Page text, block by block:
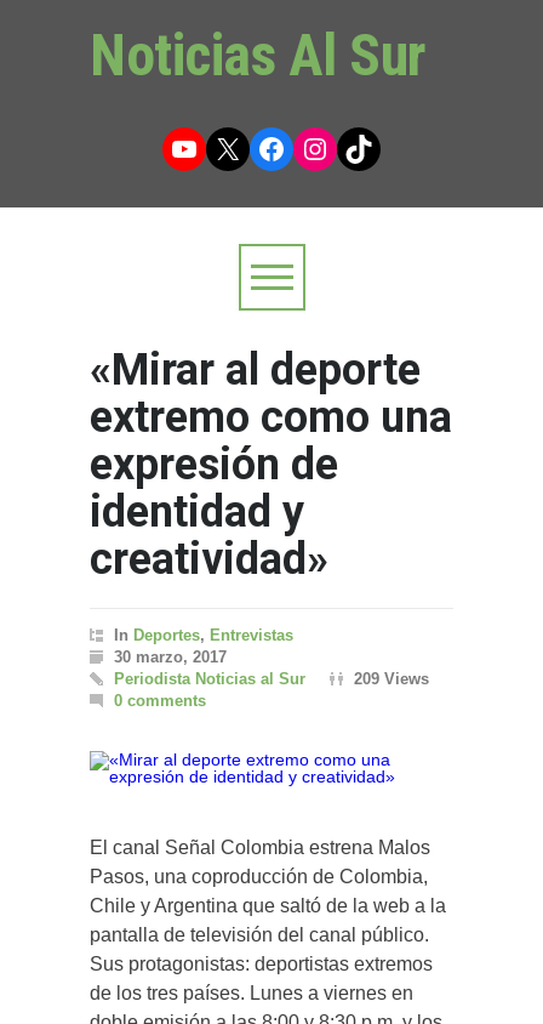
Noticias Al Sur
YouTube
X Facebook
Instagram
TikTok
«Mirar al deporte
extremo como una
expresión de
identidad y
creatividad»
In Deportes, Entrevistas
30 marzo, 2017
Periodista Noticias al Sur
209 Views
0 comments
El canal Señal Colombia estrena Malos
Pasos, una coproducción de Colombia,
Chile y Argentina que saltó de la web a la
pantalla de televisión del canal público.
Sus protagonistas: deportistas extremos
de los tres países. Lunes a viernes en